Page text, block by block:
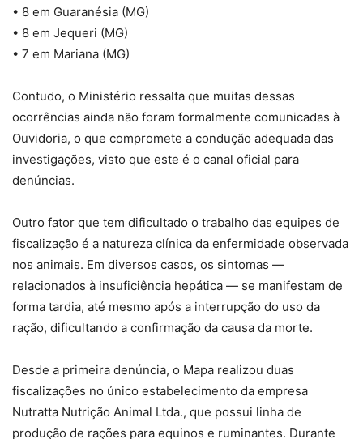
• 8 em Guaranésia (MG)
• 8 em Jequeri (MG)
• 7 em Mariana (MG)
Contudo, o Ministério ressalta que muitas dessas
ocorrências ainda não foram formalmente comunicadas à
Ouvidoria, o que compromete a condução adequada das
investigações, visto que este é o canal oficial para
denúncias.
Outro fator que tem dificultado o trabalho das equipes de
fiscalização é a natureza clínica da enfermidade observada
nos animais. Em diversos casos, os sintomas —
relacionados à insuficiência hepática — se manifestam de
forma tardia, até mesmo após a interrupção do uso da
ração, dificultando a confirmação da causa da morte.
Desde a primeira denúncia, o Mapa realizou duas
fiscalizações no único estabelecimento da empresa
Nutratta Nutrição Animal Ltda., que possui linha de
produção de rações para equinos e ruminantes. Durante